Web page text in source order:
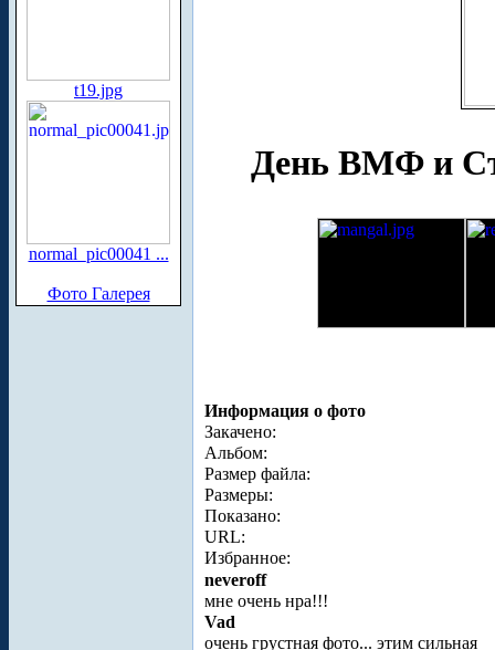
t19.jpg
normal_pic00041 ...
Фото Галерея
День ВМФ и
Информация о фото
Закачено:
Альбом:
Размер файла:
Размеры:
Показано:
URL:
Избранное:
neveroff
мне очень нра!!!
Vad
очень грустная фото... этим сильная